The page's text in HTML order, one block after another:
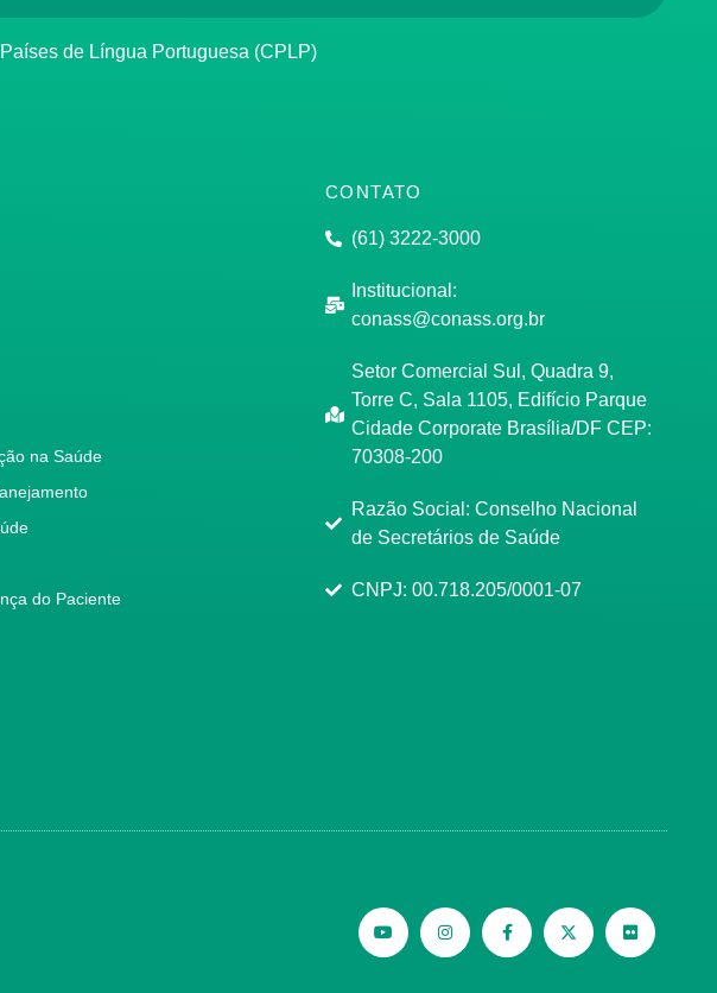
de Língua Portuguesa (CPLP)
na Saúde
do Paciente
CONTATO
(61) 3222-3000
Institucional:
conass@conass.org.br
Setor Comercial Sul, Quadra 9,
Torre C, Sala 1105, Edifício Parque
Cidade Corporate Brasília/DF CEP:
70308-200
Razão Social: Conselho Nacional
de Secretários de Saúde
CNPJ: 00.718.205/0001-07